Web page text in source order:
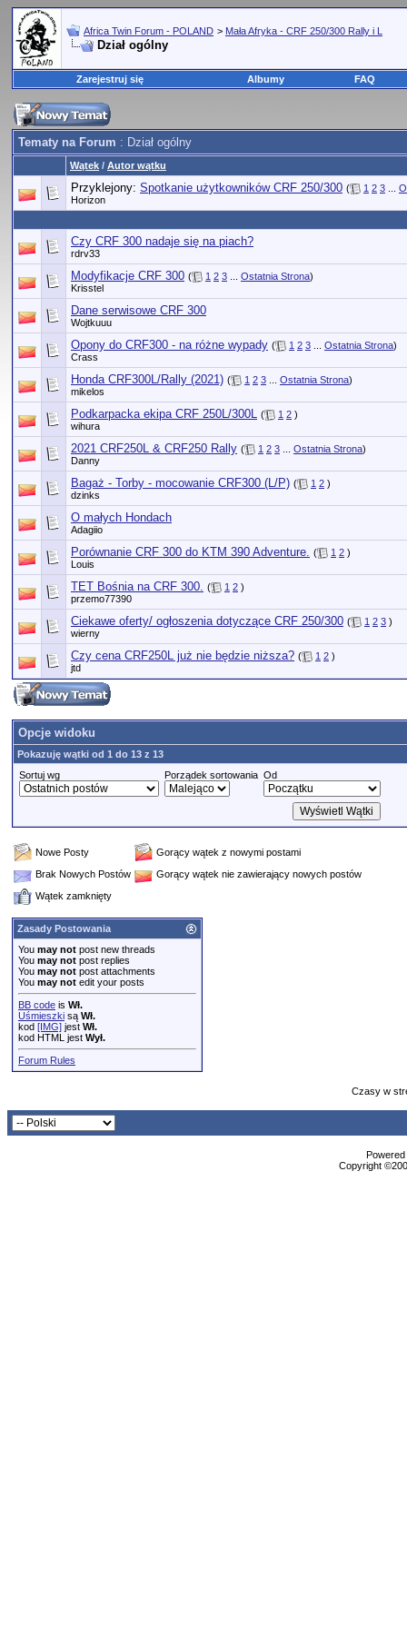
Africa Twin Forum - POLAND > Mała Afryka - CRF 250/300 Rally i L
Dział ogólny
Zarejestruj się Albumy FAQ
Tematy na Forum : Dział ogólny
Wątek / Autor wątku
Przyklejony: Spotkanie użytkowników CRF 250/300 ( 1 2 3
Horizon
Czy CRF 300 nadaje się na piach?
rdrv33
Modyfikacje CRF 300 ( 1 2 3 Ostatnia Strona)
Krisstel
Dane serwisowe CRF 300
Wojtkuuu
Opony do CRF300 - na różne wypady ( 1 2 3 Ostatnia Strona)
Crass
Honda CRF300L/Rally (2021) ( 1 2 3 Ostatnia Strona)
mikelos
Podkarpacka ekipa CRF 250L/300L ( 1 2 )
wihura
2021 CRF250L & CRF250 Rally ( 1 2 3 Ostatnia Strona)
Danny
Bagaż - Torby - mocowanie CRF300 (L/P) ( 1 2 )
dzinks
O małych Hondach
Adagiio
Porównanie CRF 300 do KTM 390 Adventure. ( 1 2 )
Louis
TET Bośnia na CRF 300. ( 1 2 )
przemo77390
Ciekawe oferty/ ogłoszenia dotyczące CRF 250/300 ( 1 2 3 )
wierny
Czy cena CRF250L już nie będzie niższa? ( 1 2 )
jtd
Opcje widoku
Pokazuję wątki od 1 do 13 z 13
Sortuj wg
Porządek sortowania Od
Nowe Posty
Gorący wątek z nowymi postami
Brak Nowych Postów
Gorący wątek nie zawierający nowych postów
Wątek zamknięty
Zasady Postowania
You may not post new threads
You may not post replies
You may not post attachments
You may not edit your posts
BB code is Wł.
Uśmieszki są Wł.
kod [IMG] jest Wł.
kod HTML jest Wył.
Forum Rules
Czasy w
Copyright